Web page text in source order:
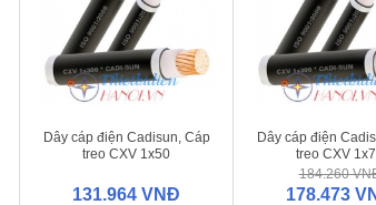
Dây cáp điện Cadisun, Cáp
treo CXV 1x50
131.964 VNĐ
Dây cáp điện
treo CXV
184.260
178.473